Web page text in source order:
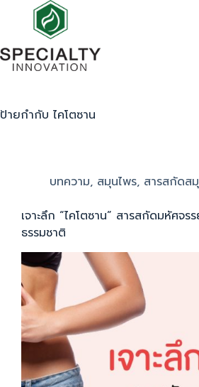
ป้ายกำกับ ไคโตซาน
บทความ, สมุนไพร, สารสกัดส
เจาะลึก “ไคโตซาน” สารสกัดมหัศจร
ธรรมชาติ